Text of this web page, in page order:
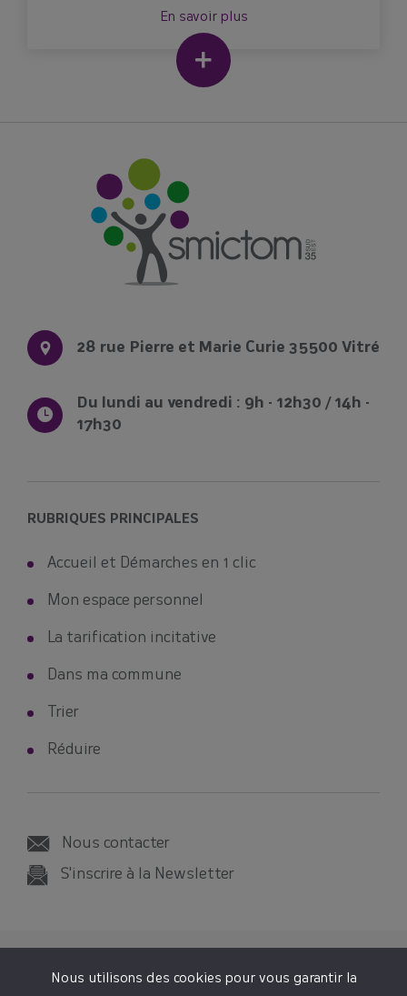
En savoir plus
28 rue Pierre et Marie Curie 35500 Vitré
Du lundi au vendredi : 9h - 12h30 / 14h -
17h30
RUBRIQUES PRINCIPALES
Accueil et Démarches en 1 clic
Mon espace personnel
La tarification incitative
Dans ma commune
Trier
Réduire
Nous contacter
S'inscrire à la Newsletter
© 2026 SMICTOM SUD-EST 35
Nous utilisons des cookies pour vous garantir la